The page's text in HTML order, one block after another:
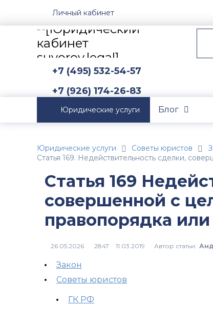
Личный кабинет
+7 (495) 532-54-57
+7 (926) 174-26-83
Юридические услуги Блог
Юридические услуги Советы юристов
Статья 169. Недействительность сделки,
Статья 169
совершенной с
правопорядка
2847 Автор статьи:
Закон
Советы юристов
ГК РФ